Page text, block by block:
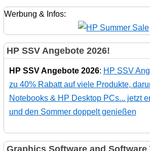
Werbung & Infos:
HP SSV Angebote 2026!
HP SSV Angebote 2026: HP SSV
zu 40% Rabatt auf viele Produkte,
Notebooks & HP Desktop PCs... jetzt
und den Sommer doppelt genießen
Graphics Software and Software